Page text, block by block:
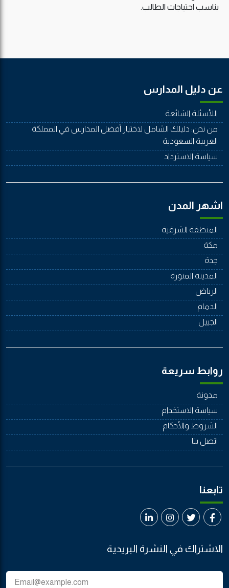
يناسب احتياجات الطالب.
عن دليل المدارس
اللأسئلة الشائعة
من نحن: دليلك الشامل لاختيار أفضل المدارس في المملكة
العربية السعودية
سياسة الاسترداد
اشهر المدن
المنطقة الشرقية
مكة
جدة
المدينة المنورة
الرياض
الدمام
الجييل
روابط سريعة
مدونة
سياسة الاستخدام
الشروط والأحكام
اتصل بنا
تابعنا
الاشتراك في النشرة البريدية